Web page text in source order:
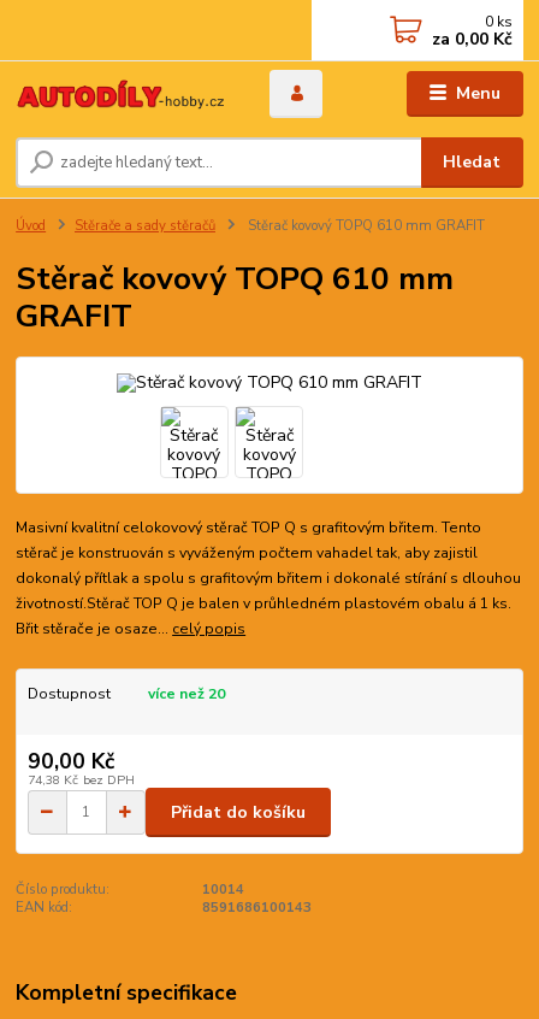
Menu
Hledat
0 ks
za 0,00 Kč
Úvod Stěrače a sady stěračů Stěrač kovový TOPQ 610 mm GRAFIT
Stěrač kovový TOPQ 610 mm
GRAFIT
Masivní kvalitní celokovový stěrač TOP Q s grafitovým břitem. Tento
stěrač je konstruován s vyváženým počtem vahadel tak, aby zajistil
dokonalý přítlak a spolu s grafitovým břitem i dokonalé stírání s dlouhou
životností.Stěrač TOP Q je balen v průhledném plastovém obalu á 1 ks.
Břit stěrače je osaze... celý popis
Dostupnost více než 20
90,00 Kč
74,38 Kč bez DPH
Přidat do košíku
Číslo produktu:
10014
EAN kód:
8591686100143
Kompletní specifikace